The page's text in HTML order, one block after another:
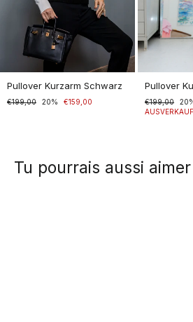
Pullover Kurzarm Schwarz
Normaler
€199,00
Sonderpreis20% €159,00
Pullover
Normaler
Preis
€199,00
Sonderpreis
Tu pourrais aussi aimer